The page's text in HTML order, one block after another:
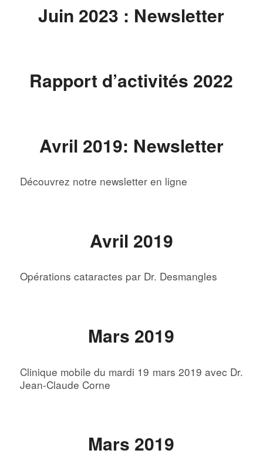
Juin 2023 : Newsletter
Rapport d’activités 2022
Avril 2019: Newsletter
Découvrez notre newsletter en ligne
Avril 2019
Opérations cataractes par Dr. Desmangles
Mars 2019
Clinique mobile du mardi 19 mars 2019 avec Dr.
Jean-Claude Corne
Mars 2019